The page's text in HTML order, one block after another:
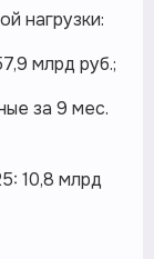
нагрузки:
млрд руб.;
за 9 мес.
10,8 млрд